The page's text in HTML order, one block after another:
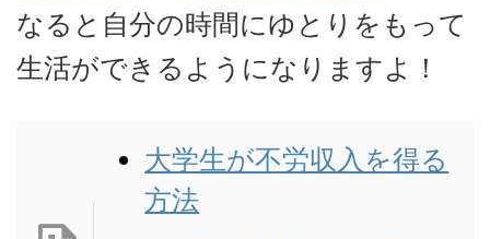
なると自分の時間にゆとりをもって
生活ができるようになりますよ！
大学生が不労収入を得る
方法